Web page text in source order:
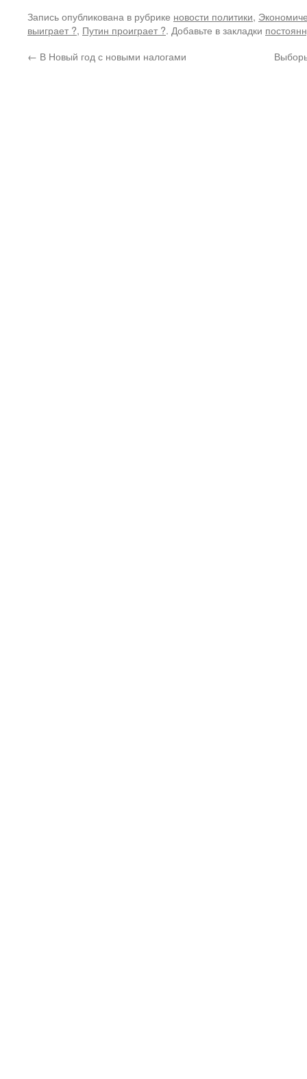
Запись опубликована в рубрике новости политики,
выиграет ?, Путин проиграет ?. Добавьте в закладки
← В Новый год с новыми налогами